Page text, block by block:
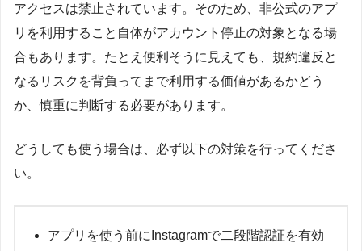
アクセスは禁止されています。そのため、非公式のアプ
リを利用すること自体がアカウント停止の対象となる場
合もあります。たとえ便利そうに見えても、規約違反と
なるリスクを背負ってまで利用する価値があるかどう
か、慎重に判断する必要があります。
どうしても使う場合は、必ず以下の対策を行ってくださ
い。
アプリを使う前にInstagramで二段階認証を有効